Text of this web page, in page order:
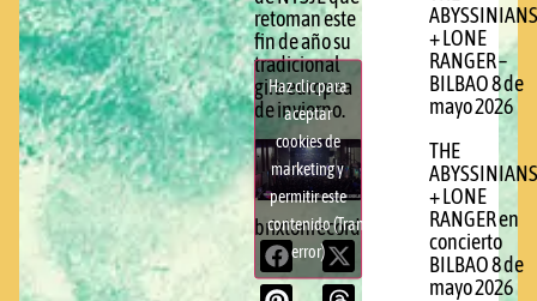
retoman este
fin de año su
tradicional
gira europea
de invierno.
Haz clic para
aceptar
cookies de
marketing y
permitir este
contenido (Translation
error)
brixtonrecords.com
ABYSSINIANS
+ LONE
RANGER –
BILBAO 8 de
mayo 2026
THE
ABYSSINIANS
+ LONE
RANGER en
concierto
BILBAO 8 de
mayo 2026